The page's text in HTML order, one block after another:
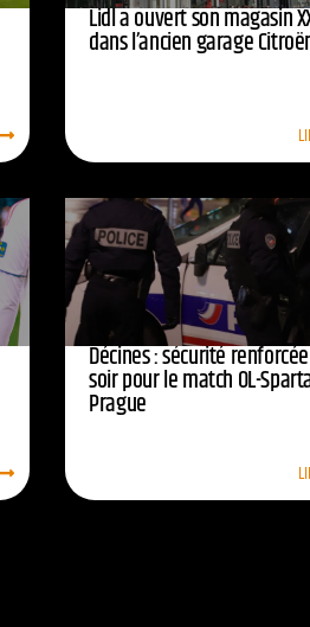
Lidl a ouvert son magasin
dans l’ancien garage
Décines : sécurité
soir pour le match OL-
Prague